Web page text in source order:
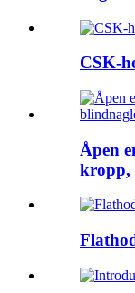
CSK-
Åpen
kropp,